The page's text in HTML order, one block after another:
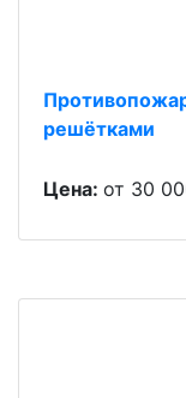
решётками
Цена: от 30